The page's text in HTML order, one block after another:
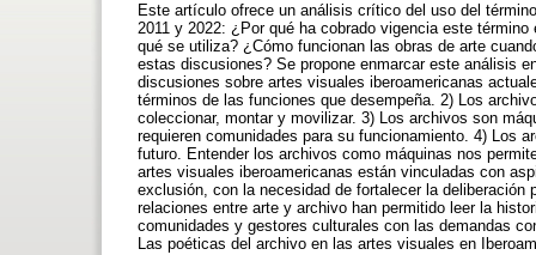
Este artículo ofrece un análisis crítico del uso del
2011 y 2022: ¿Por qué ha cobrado vigencia este
qué se utiliza? ¿Cómo funcionan las obras de arte
estas discusiones? Se propone enmarcar este análisis
discusiones sobre artes visuales iberoamericanas
términos de las funciones que desempeña. 2) Los
coleccionar, montar y movilizar. 3) Los archivos son
requieren comunidades para su funcionamiento. 4) Los
futuro. Entender los archivos como máquinas nos
artes visuales iberoamericanas están vinculadas con
exclusión, con la necesidad de fortalecer la
relaciones entre arte y archivo han permitido leer la
comunidades y gestores culturales con las demandas
Las poéticas del archivo en las artes visuales en